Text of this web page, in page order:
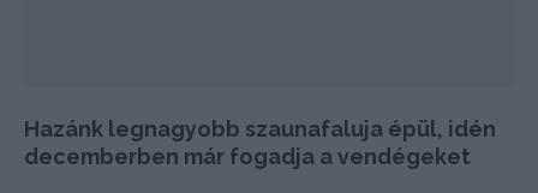
Hazánk legnagyobb szaunafaluja épül, idén
decemberben már fogadja a vendégeket